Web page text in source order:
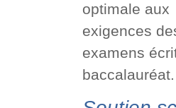
optimale aux
exigences
examens
baccalauréat.